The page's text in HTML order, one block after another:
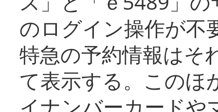
のログイン操作が不
特急の予約情報はそ
て表示する。このほ